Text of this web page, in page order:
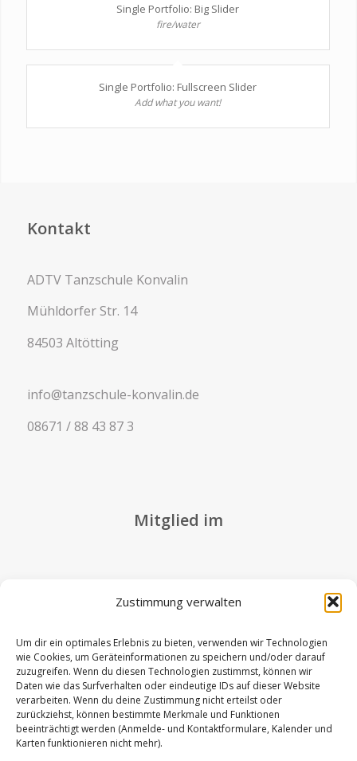
Zustimmung verwalten
Um dir ein optimales Erlebnis zu bieten, verwenden wir Technologien
wie Cookies, um Geräteinformationen zu speichern und/oder darauf
zuzugreifen. Wenn du diesen Technologien zustimmst, können wir
Daten wie das Surfverhalten oder eindeutige IDs auf dieser Website
verarbeiten. Wenn du deine Zustimmung nicht erteilst oder
zurückziehst, können bestimmte Merkmale und Funktionen
beeinträchtigt werden (Anmelde- und Kontaktformulare, Kalender und
Karten funktionieren nicht mehr).
Single Portfolio: Big Slider
fire/water
Single Portfolio: Fullscreen Slider
Add what you want!
Kontakt
ADTV Tanzschule Konvalin
Mühldorfer Str. 14
84503 Altötting
info@tanzschule-konvalin.de
08671 / 88 43 87 3
Mitglied im
Weitere Links
Vertrag kündigen
Datenschutz